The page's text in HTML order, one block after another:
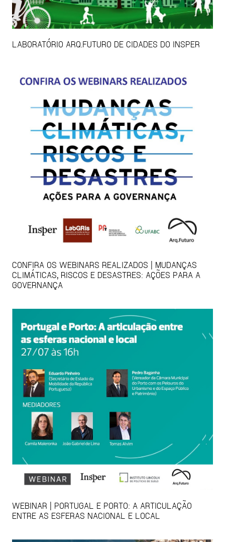
LABORATÓRIO ARQ.FUTURO DE CIDADES DO INSPER
CONFIRA OS WEBINARS REALIZADOS | MUDANÇAS
CLIMÁTICAS, RISCOS E DESASTRES: AÇÕES PARA A
GOVERNANÇA
WEBINAR | PORTUGAL E PORTO: A ARTICULAÇÃO
ENTRE AS ESFERAS NACIONAL E LOCAL